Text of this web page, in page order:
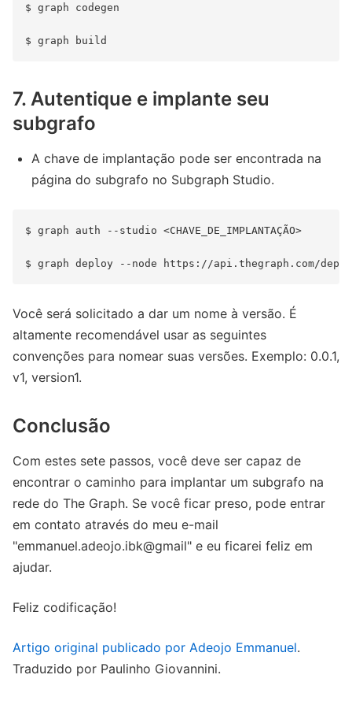
$ graph codegen
7. Autentique e implante seu
subgrafo
A chave de implantação pode ser encontrada na
página do subgrafo no Subgraph Studio.
$ graph auth --studio <CHAVE_DE_IMPLANTAÇÃO>
Você será solicitado a dar um nome à versão. É
altamente recomendável usar as seguintes
convenções para nomear suas versões. Exemplo: 0.0.1,
v1, version1.
Conclusão
Com estes sete passos, você deve ser capaz de
encontrar o caminho para implantar um subgrafo na
rede do The Graph. Se você ficar preso, pode entrar
em contato através do meu e-mail
"emmanuel.adeojo.ibk@gmail" e eu ficarei feliz em
ajudar.
Feliz codificação!
Artigo original publicado por Adeojo Emmanuel.
Traduzido por Paulinho Giovannini.